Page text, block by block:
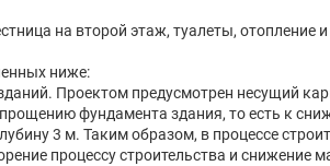
на второй этаж, туалеты, отопление
ниже:
Проектом предусмотрен несущий
фундамента здания, то есть к
3 м. Таким образом, в процессе
процессу строительства и снижение